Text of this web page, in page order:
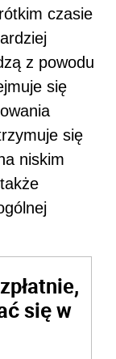
czasie
z powodu
się
się
niskim
się w